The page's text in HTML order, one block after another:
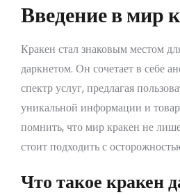
Введение в мир
Кракен стал знаковым местом
даркнетом. Он сочетает в себе
спектр услуг, предлагая
уникальной информации и
помнить, что мир кракен не
стоит подходить с
Что такое кракен